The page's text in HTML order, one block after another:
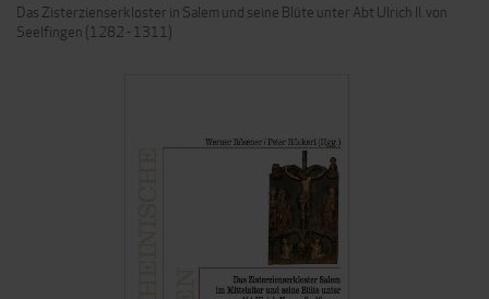
Das Zisterzienserkloster in Salem und seine Blüte unter Abt Ulrich II. von
Seelfingen (1282 - 1311)
SPRINGEN